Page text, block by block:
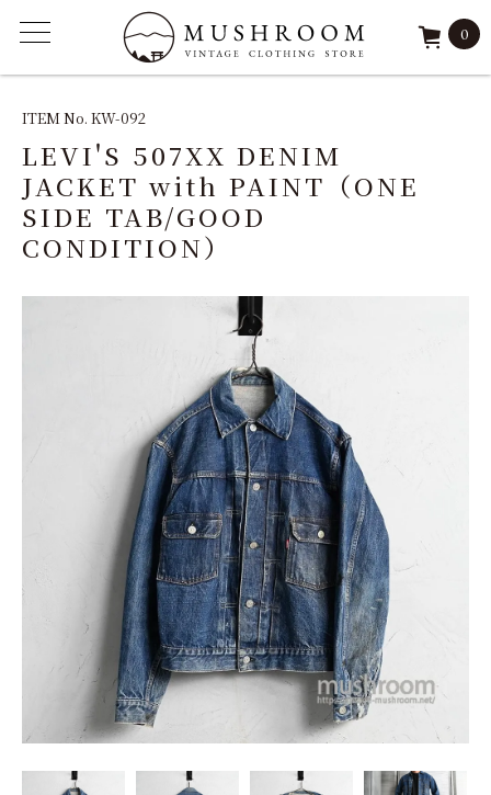
FEATURE
ARCHIVE
SOLD
0
ITEM No. KW-092
LEVI'S 507XX DENIM
JACKET with PAINT（ONE
SIDE TAB/GOOD
CONDITION）